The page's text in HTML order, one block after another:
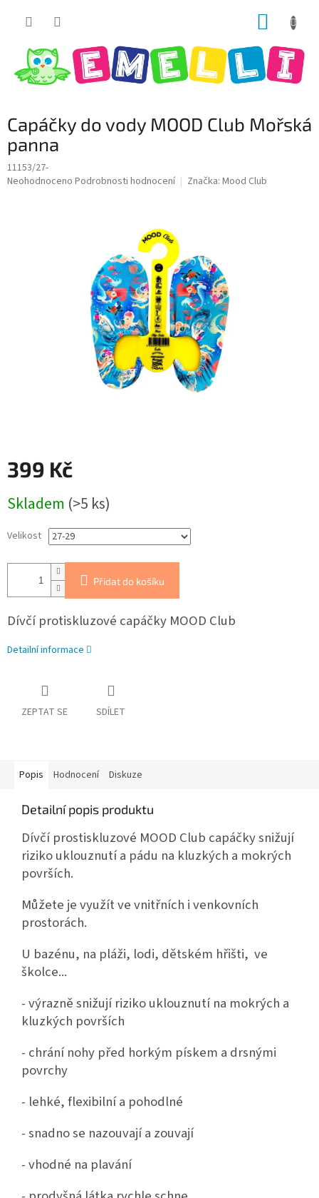
Capáčky do vody MOOD Club Mořská
panna
11153/27-
Průměrné
Neohodnoceno Podrobnosti hodnocení Značka: Mood Club
399 Kč
cena:
Skladem (>5 ks)
Velikost
Přidat do košíku
Dívčí protiskluzové capáčky MOOD Club
Detailní informace
ZEPTAT SE SDÍLET
Popis Hodnocení Diskuze
Detailní popis produktu
Dívčí prostiskluzové MOOD Club capáčky snižují
riziko uklouznutí a pádu na kluzkých a mokrých
površích.
Můžete je využít ve vnitřních i venkovních
prostorách.
U bazénu, na pláži, lodi, dětském hřišti, ve
školce...
- výrazně snižují riziko uklouznutí na mokrých a
kluzkých površích
- chrání nohy před horkým pískem a drsnými
povrchy
- lehké, flexibilní a pohodlné
- snadno se nazouvají a zouvají
- vhodné na plavání